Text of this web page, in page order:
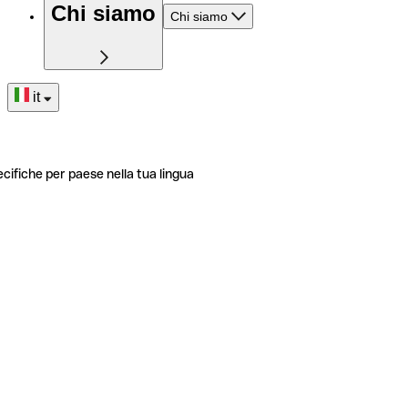
Chi siamo Chi siamo
it
per paese nella tua lingua